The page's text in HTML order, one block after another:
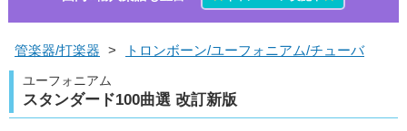
管楽器/打楽器 > トロンボーン/ユーフォニアム/チューバ
ユーフォニアム
スタンダード100曲選 改訂新版